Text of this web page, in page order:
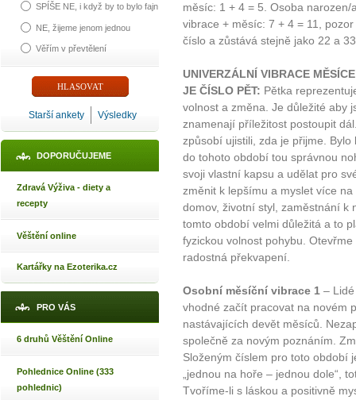
SPÍŠE NE, i když by to bylo fajn
NE, žijeme jenom jednou
Věřím v převtělení
Starší ankety Výsledky
DOPORUČUJEME
Zdravá Výživa - diety a
recepty
Věštění online
Kartářky na Ezoterika.cz
PRO VÁS
6 druhů Věštění Online
Pohlednice Online (333
pohlednic)
měsíc: 1 + 4 = 5. Osoba
vibrace + měsíc: 7 + 4 = 11,
číslo a zůstává stejně jako 22 a
UNIVERZÁLNÍ VIBRACE
JE ČÍSLO PĚT: Pětka
volnost a změna. Je důležité aby
znamenají příležitost postoupit
způsobí ujistili, zda je přijme.
do tohoto období tou správnou
svoji vlastní kapsu a udělat pro
změnit k lepšímu a myslet více
domov, životní styl, zaměstnání k
tomto období velmi důležitá a to
fyzickou volnost pohybu.
radostná překvapení.
Osobní měsíční vibrace 1 –
vhodné začít pracovat na novém
nastávajících devět měsíců.
společně za novým poznáním.
Složeným číslem pro toto období
„jednou na hoře – jednou dole“,
Tvoříme-li s láskou a positivně